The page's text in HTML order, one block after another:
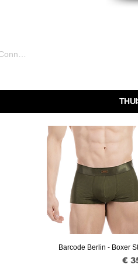
Snel overzicht
Barcode Berlin - Boxer
€